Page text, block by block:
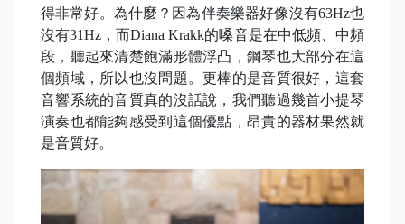
得非常好。為什麼？因為伴奏樂器好像沒有63Hz也
沒有31Hz，而Diana Krakk的嗓音是在中低頻、中頻
段，聽起來清楚飽滿形體浮凸，鋼琴也大部分在這
個頻域，所以也沒問題。更棒的是音質很好，這套
音響系統的音質真的沒話說，我們聽過幾首小提琴
演奏也都能夠感受到這個優點，昂貴的器材果然就
是音質好。